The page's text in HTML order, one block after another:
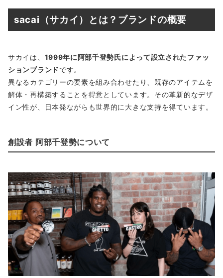
sacai（サカイ）とは？ブランドの概要
サカイは、 1999年に阿部千登勢氏によって設立されたファッ
ションブランドです。
異なるカテゴリーの要素を組み合わせたり、既存のアイテムを
解体・再構築することを得意としています。その革新的なデザ
イン性が、日本発ながらも世界的に大きな支持を得ています。
創設者 阿部千登勢について